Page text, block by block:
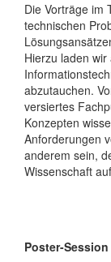
Die Vorträge im
technischen
Hierzu laden
abzutauchen.
versiertes
Konzepten
Anforderungen
anderem sein,
Wissenschaft
Poster-Session